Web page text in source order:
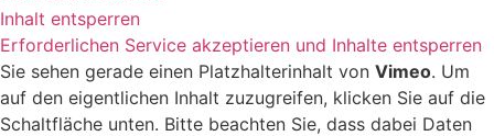
Inhalt entsperren
Erforderlichen Service akzeptieren und Inhalte entsperren
Sie sehen gerade einen Platzhalterinhalt von Vimeo. Um
auf den eigentlichen Inhalt zuzugreifen, klicken Sie auf die
Schaltfläche unten. Bitte beachten Sie, dass dabei Daten